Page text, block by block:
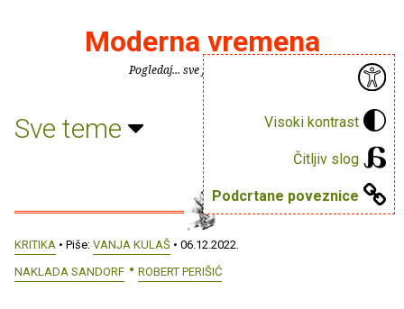
Visoki kontrast
Čitljiv slog
Podcrtane poveznice
Moderna vremena
Pogledaj... sve je puno knjiga.
Sve teme
KRITIKA • Piše: VANJA KULAŠ • 06.12.2022.
NAKLADA SANDORF
ROBERT PERIŠIĆ